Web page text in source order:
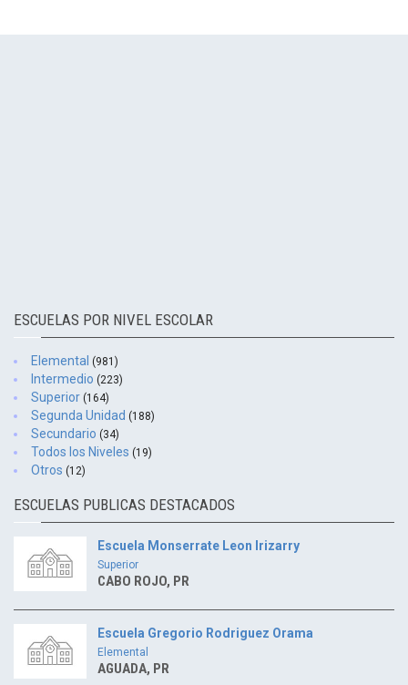
ESCUELAS POR NIVEL ESCOLAR
Elemental (981)
Intermedio (223)
Superior (164)
Segunda Unidad (188)
Secundario (34)
Todos los Niveles (19)
Otros (12)
ESCUELAS PUBLICAS DESTACADOS
Escuela Monserrate Leon Irizarry
Superior
CABO ROJO, PR
Escuela Gregorio Rodriguez Orama
Elemental
AGUADA, PR